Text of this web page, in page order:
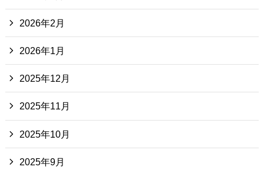
2026年2月
2026年1月
2025年12月
2025年11月
2025年10月
2025年9月